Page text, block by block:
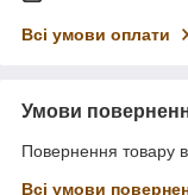
Всі умови оплати
Умови
Повернення товару
Всі умови